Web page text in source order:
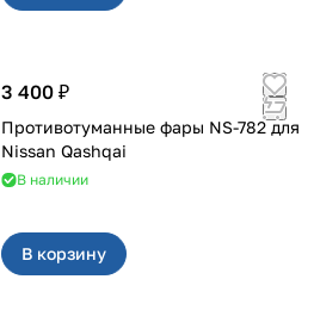
3 400 ₽
Противотуманные фары NS-782 для
Nissan Qashqai
В наличии
В корзину